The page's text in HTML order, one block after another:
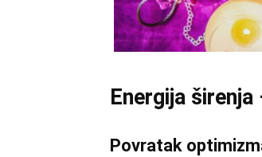
Energija
Povratak